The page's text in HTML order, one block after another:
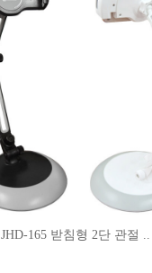
JHD-165 받침형 2단 관절 ..